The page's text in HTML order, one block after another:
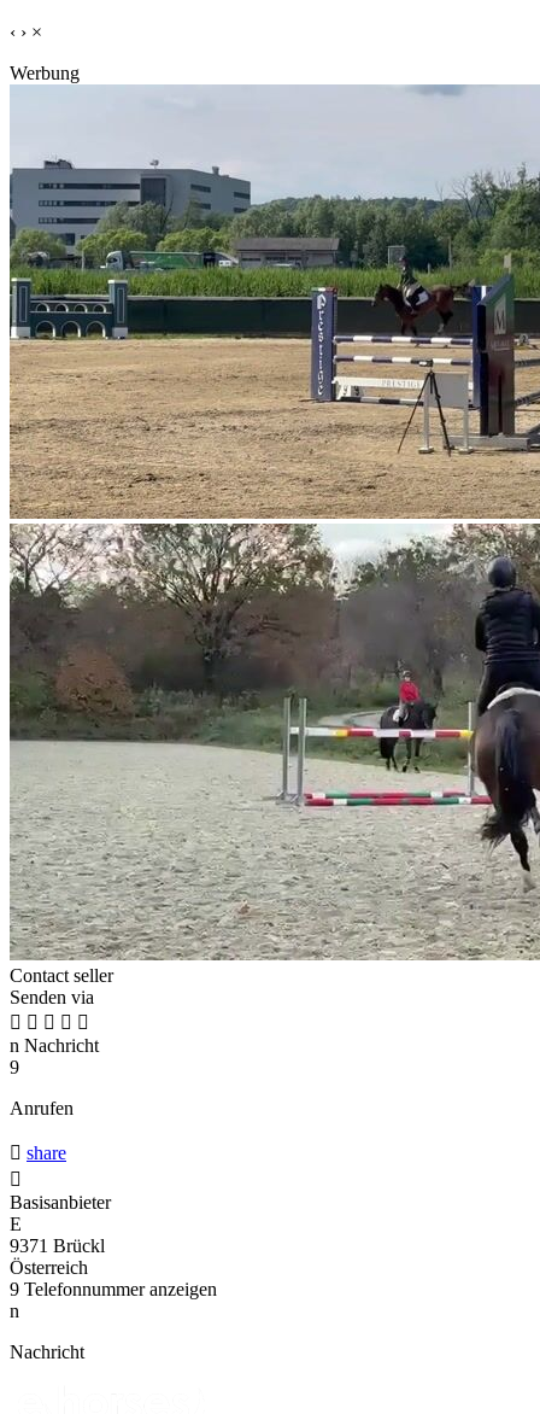
‹ › ×
Werbung
Contact seller
Senden via
    
n Nachricht
9
Anrufen
 share

Basisanbieter
E
9371 Brückl
Österreich
9 Telefonnummer anzeigen
n
Nachricht